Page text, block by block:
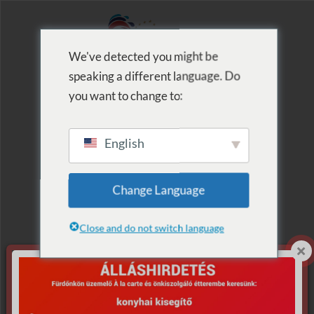
Termék szerinti
lista: felnőtt
MEGNEVEZÉS
VÁSÁRLÁS
We've detected you might be
speaking a different language. Do
you want to change to:
English
Change Language
Close and do not switch language